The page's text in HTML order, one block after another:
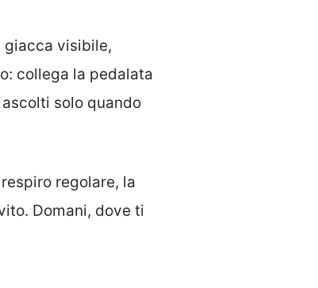
giacca visibile,
collega la pedalata
solo quando
regolare, la
Domani, dove ti